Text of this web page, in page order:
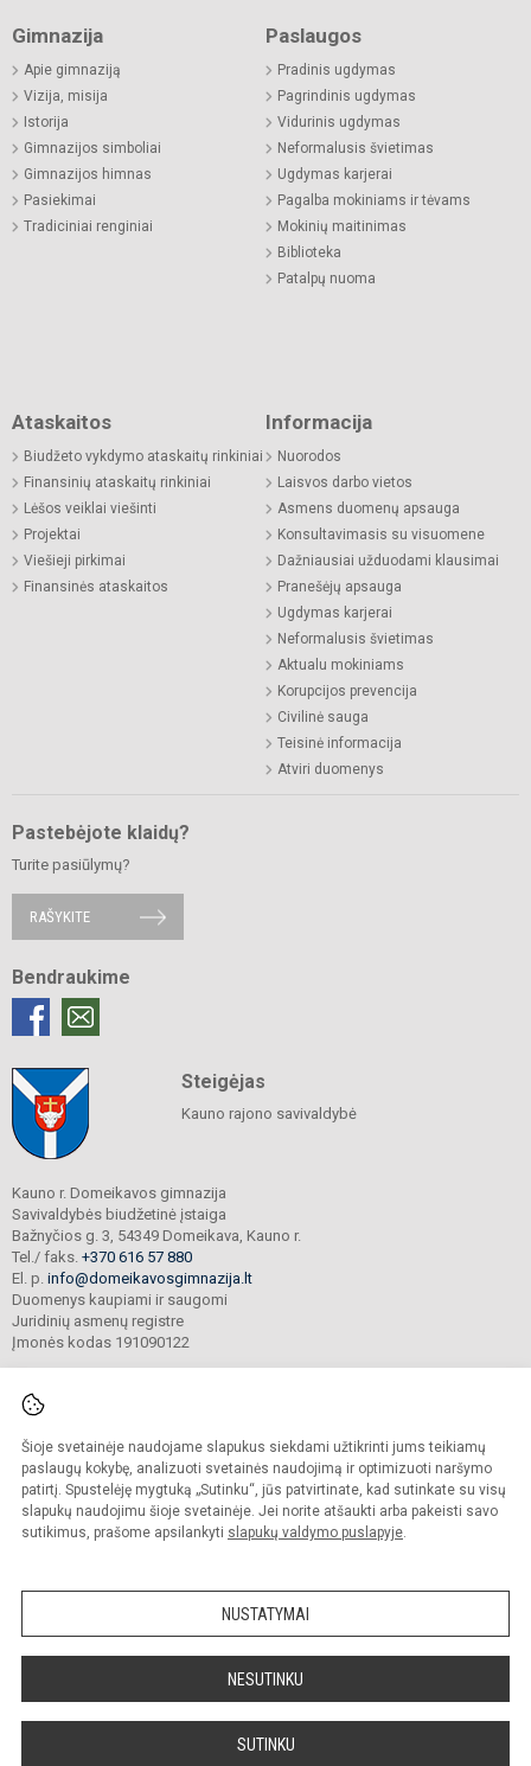
Šioje svetainėje naudojame slapukus siekdami užtikrinti jums teikiamų
paslaugų kokybę, analizuoti svetainės naudojimą ir optimizuoti naršymo
patirtį. Spustelėję mygtuką „Sutinku“, jūs patvirtinate, kad sutinkate su visų
slapukų naudojimu šioje svetainėje. Jei norite atšaukti arba pakeisti savo
sutikimus, prašome apsilankyti slapukų valdymo puslapyje.
NUSTATYMAI
NESUTINKU
SUTINKU
Gimnazija
Apie gimnaziją
Vizija, misija
Istorija
Gimnazijos simboliai
Gimnazijos himnas
Pasiekimai
Tradiciniai renginiai
Paslaugos
Pradinis ugdymas
Pagrindinis ugdymas
Vidurinis ugdymas
Neformalusis švietimas
Ugdymas karjerai
Pagalba mokiniams ir tėvams
Mokinių maitinimas
Biblioteka
Patalpų nuoma
Ataskaitos
Biudžeto vykdymo ataskaitų rinkiniai
Finansinių ataskaitų rinkiniai
Lėšos veiklai viešinti
Projektai
Viešieji pirkimai
Finansinės ataskaitos
Informacija
Nuorodos
Laisvos darbo vietos
Asmens duomenų apsauga
Konsultavimasis su visuomene
Dažniausiai užduodami klausimai
Pranešėjų apsauga
Ugdymas karjerai
Neformalusis švietimas
Aktualu mokiniams
Korupcijos prevencija
Civilinė sauga
Teisinė informacija
Atviri duomenys
Pastebėjote klaidų?
Turite pasiūlymų?
RAŠYKITE
Bendraukime
Steigėjas
Kauno rajono savivaldybė
Kauno r. Domeikavos gimnazija
Savivaldybės biudžetinė įstaiga
Bažnyčios g. 3, 54349 Domeikava, Kauno r.
Tel./ faks. +370 616 57 880
El. p. info@domeikavosgimnazija.lt
Duomenys kaupiami ir saugomi
Juridinių asmenų registre
Įmonės kodas 191090122
© 2021. Kauno r. Domeikavos gimnazija. Visos teisės saugomos.
Kopijuoti turinį be raštiško gimnazijos sutikimo griežtai draudžiama.
Prieinamumo paraiška Slapukų valdymas
Sumanus būdas atnaujinti